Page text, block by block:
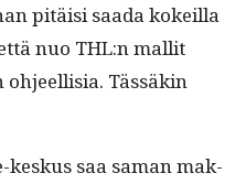
pitäisi saa­da kokeil­la
nuo THL:n mallit
Tässäkin
keskus saa saman mak­